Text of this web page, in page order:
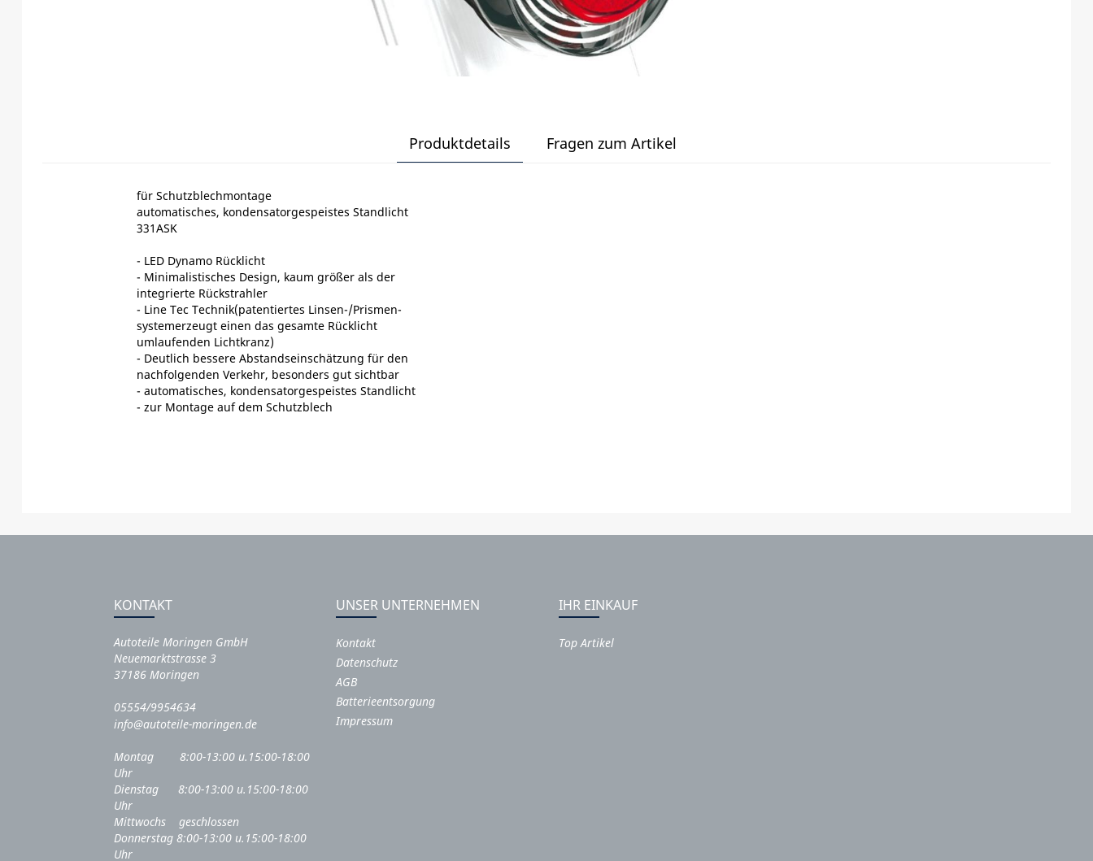
Produktdetails Fragen zum Artikel
für Schutzblechmontage
automatisches, kondensatorgespeistes Standlicht
331ASK
- LED Dynamo Rücklicht
- Minimalistisches Design, kaum größer als der
integrierte Rückstrahler
- Line Tec Technik(patentiertes Linsen-/Prismen-
systemerzeugt einen das gesamte Rücklicht
umlaufenden Lichtkranz)
- Deutlich bessere Abstandseinschätzung für den
nachfolgenden Verkehr, besonders gut sichtbar
- automatisches, kondensatorgespeistes Standlicht
- zur Montage auf dem Schutzblech
KONTAKT
Autoteile Moringen GmbH
Neuemarktstrasse 3
37186 Moringen
05554/9954634
info@autoteile-moringen.de
Montag 8:00-13:00 u.15:00-18:00
Uhr
Dienstag 8:00-13:00 u.15:00-18:00
Uhr
Mittwochs geschlossen
Donnerstag 8:00-13:00 u.15:00-18:00
Uhr
UNSER UNTERNEHMEN
Kontakt
Datenschutz
AGB
Batterieentsorgung
Impressum
IHR EINKAUF
Top Artikel